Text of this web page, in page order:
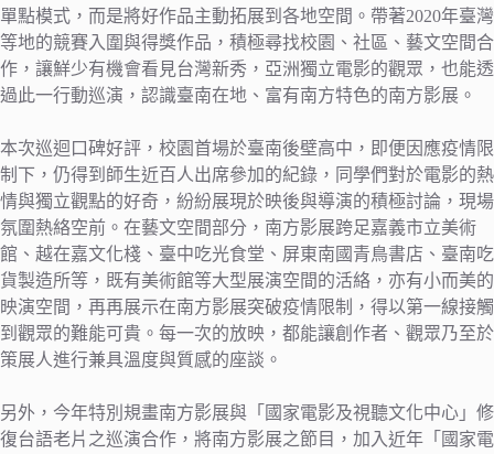
單點模式，而是將好作品主動拓展到各地空間。帶著2020年臺灣
等地的競賽入圍與得獎作品，積極尋找校園、社區、藝文空間合
作，讓鮮少有機會看見台灣新秀，亞洲獨立電影的觀眾，也能透
過此一行動巡演，認識臺南在地、富有南方特色的南方影展。
本次巡迴口碑好評，校園首場於臺南後壁高中，即便因應疫情限
制下，仍得到師生近百人出席參加的紀錄，同學們對於電影的熱
情與獨立觀點的好奇，紛紛展現於映後與導演的積極討論，現場
氛圍熱絡空前。在藝文空間部分，南方影展跨足嘉義市立美術
館、越在嘉文化棧、臺中吃光食堂、屏東南國青鳥書店、臺南吃
貨製造所等，既有美術館等大型展演空間的活絡，亦有小而美的
映演空間，再再展示在南方影展突破疫情限制，得以第一線接觸
到觀眾的難能可貴。每一次的放映，都能讓創作者、觀眾乃至於
策展人進行兼具溫度與質感的座談。
另外，今年特別規畫南方影展與「國家電影及視聽文化中心」修
復台語老片之巡演合作，將南方影展之節目，加入近年「國家電